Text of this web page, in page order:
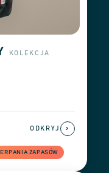
KOLEKCJA
ZAPASÓW
ODKRYJ ›